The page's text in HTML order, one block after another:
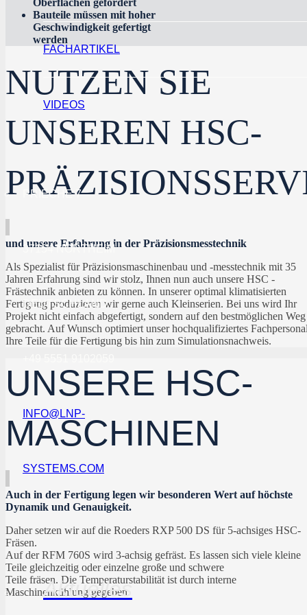
FACHARTIKEL
VIDEOS
PRIECHE 7
37154 NORTHEIM
DEUTSCHLAND
INFO@LNP-
SYSTEMS.COM
Aktuelles
Bauteile müssen mit hoher
Geschwindigkeit gefertigt
werden
NUTZEN SIE
UNSEREN HSC-
und unsere Erfahrung in der Präzisionsmesstechnik
Als Spezialist für Präzisionsmaschinenbau und -messtechnik mit 35
Jahren Erfahrung sind wir stolz, Ihnen nun auch unsere HSC -
Frästechnik anbieten zu können. In unserer optimal klimatisierten
Fertigung produzieren wir gerne auch Kleinserien. Bei uns wird Ihr
Projekt nicht einfach abgefertigt, sondern auf den bestmöglichen Weg
gebracht. Auf Wunsch optimiert unser hochqualifiziertes
Ihre Teile für die Fertigung bis hin zum Simulationsnachweis.
UNSERE HSC-
MASCHINEN
Auch in der Fertigung legen wir besonderen Wert auf höchste
Dynamik und Genauigkeit.
Daher setzen wir auf die Roeders RXP 500 DS für 5-achsiges HSC-
Fräsen.
Auf der RFM 760S wird 3-achsig gefräst. Es lassen sich viele kleine
Teile gleichzeitig oder einzelne große und schwere
Teile fräsen. Die Temperaturstabilität ist durch interne
Maschinenkühlung gegeben.